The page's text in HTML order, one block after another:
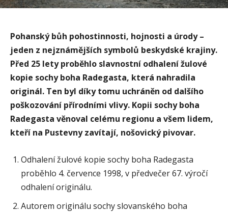
Pohanský bůh pohostinnosti, hojnosti a úrody –
jeden z nejznámějších symbolů beskydské krajiny.
Před 25 lety proběhlo slavnostní odhalení žulové
kopie sochy boha Radegasta, která nahradila
originál. Ten byl díky tomu uchráněn od dalšího
poškozování přírodními vlivy. Kopii sochy boha
Radegasta věnoval celému regionu a všem lidem,
kteří na Pustevny zavítají, nošovický pivovar.
Odhalení žulové kopie sochy boha Radegasta
proběhlo 4. července 1998, v předvečer 67. výročí
odhalení originálu.
Autorem originálu sochy slovanského boha